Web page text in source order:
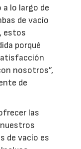
lo largo de
de vacío
estos
porqué
nosotros”,
de
las
de vacío es